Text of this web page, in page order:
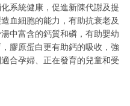
系統健康，促進新陳代謝及提
血細胞的能力，有助抗衰老及
中富含的鈣質和磷，有助嬰幼
膠原蛋白更有助鈣的吸收，強
合孕婦、正在發育的兒童和受